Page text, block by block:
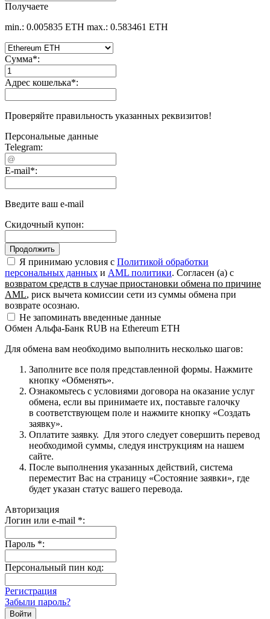
Получаете
min.: 0.005835 ETH max.: 0.583461 ETH
Сумма*:
Адрес кошелька*:
Проверяйте правильность указанных реквизитов!
Персональные данные
Telegram:
E-mail*:
Введите ваш e-mail
Скидочный купон:
Я принимаю условия c Политикой обработки
персональных данных и AML политики. Согласен (а) с
возвратом средств в случае приостановки обмена по причине
AML, риск вычета комиссии сети из суммы обмена при
возврате осознаю.
Не запоминать введенные данные
Обмен Альфа-Банк RUB на Ethereum ETH
Для обмена вам необходимо выполнить несколько шагов:
Заполните все поля представленной формы. Нажмите
кнопку «Обменять».
Ознакомьтесь с условиями договора на оказание услуг
обмена, если вы принимаете их, поставьте галочку
в соответствующем поле и нажмите кнопку «Создать
заявку».
Оплатите заявку. Для этого следует совершить перевод
необходимой суммы, следуя инструкциям на нашем
сайте.
После выполнения указанных действий, система
переместит Вас на страницу «Состояние заявки», где
будет указан статус вашего перевода.
Авторизация
Логин или e-mail *:
Пароль *:
Персональный пин код:
Регистрация
Забыли пароль?